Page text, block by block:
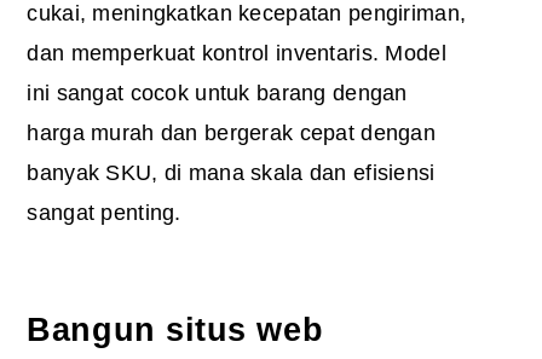
cukai, meningkatkan kecepatan pengiriman,
dan memperkuat kontrol inventaris. Model
ini sangat cocok untuk barang dengan
harga murah dan bergerak cepat dengan
banyak SKU, di mana skala dan efisiensi
sangat penting.
Bangun situs web